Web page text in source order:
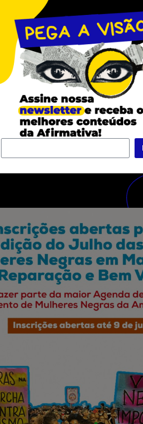
contra o racismo patriarcal.
de mulheres negras,
associações trabalhistas,
negras individuais, professoras e
autarquias, partidos políticos e
– Instituto da Mulher Negra, a
da Mulher Negra Afro-
de julho.
até 9 de junhoclicando aqui.